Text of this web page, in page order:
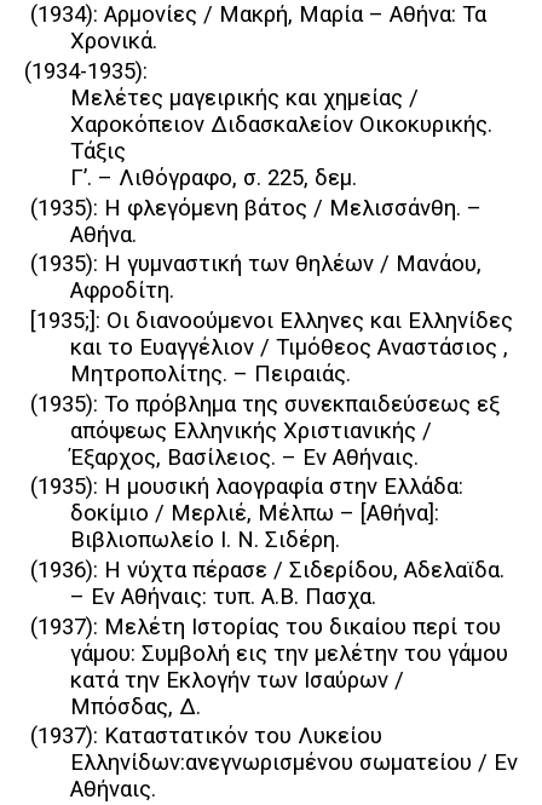
(1934): Αρμονίες / Μακρή, Μαρία – Αθήνα: Τα
Χρονικά.
(1934-1935):
Mελέτες μαγειρικής και χημείας /
Χαροκόπειον Διδασκαλείον Oικοκυρικής.
Tάξις
Γ’. – Λιθόγραφο, σ. 225, δεμ.
(1935): Η φλεγόμενη βάτος / Μελισσάνθη. –
Αθήνα.
(1935): Η γυμναστική των θηλέων / Μανάου,
Αφροδίτη.
[1935;]: Οι διανοούμενοι Ελληνες και Ελληνίδες
και το Ευαγγέλιον / Τιμόθεος Αναστάσιος ,
Μητροπολίτης. – Πειραιάς.
(1935): Το πρόβλημα της συνεκπαιδεύσεως εξ
απόψεως Ελληνικής Χριστιανικής /
Έξαρχος, Βασίλειος. – Εν Αθήναις.
(1935): Η μουσική λαογραφία στην Ελλάδα:
δοκίμιο / Μερλιέ, Μέλπω – [Αθήνα]:
Βιβλιοπωλείο Ι. Ν. Σιδέρη.
(1936): Η νύχτα πέρασε / Σιδερίδου, Αδελαϊδα.
– Εν Αθήναις: τυπ. Α.Β. Πασχα.
(1937): Μελέτη Ιστορίας του δικαίου περί του
γάμου: Συμβολή εις την μελέτην του γάμου
κατά την Εκλογήν των Ισαύρων /
Μπόσδας, Δ.
(1937): Καταστατικόν του Λυκείου
Ελληνίδων:ανεγνωρισμένου σωματείου / Εν
Αθήναις.